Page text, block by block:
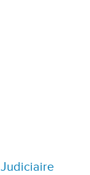
Judiciaire